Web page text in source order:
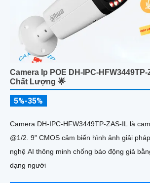
Camera Ip POE DH-IPC-
Chất Lượng 🌟
5%-35%
Camera DH-IPC-HFW3449TP-ZAS-IL là
@1/2. 9" CMOS cảm biến hình ảnh giải
nghệ AI thông minh chống báo động giả
dạng người